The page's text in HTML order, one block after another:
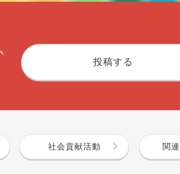
投稿する
社会貢献活動 関